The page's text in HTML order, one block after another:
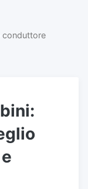
conduttore